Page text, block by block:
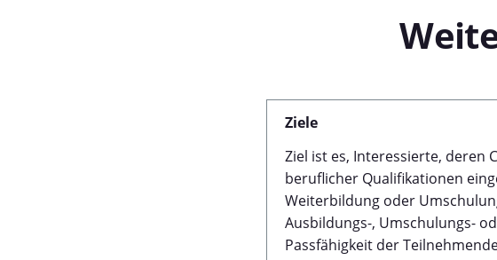
Ziele
Ziel ist es, Interessierte, deren
beruflicher Qualifikationen
Weiterbildung oder
Ausbildungs-, Umschulungs-
Passfähigkeit der